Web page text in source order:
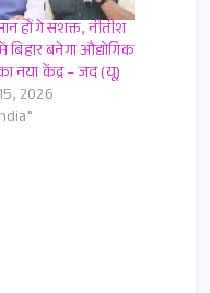
होंगे सशक्त, नीतीश
बिहार बनेगा औद्योगिक
नया केंद्र – जद (यू)
2026